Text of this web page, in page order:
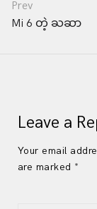
Prev
Mi 6 တဲ့ ႀဆာ
Leave a
Your email
are marked *